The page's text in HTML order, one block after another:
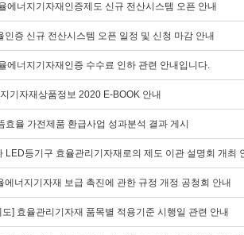
에너지기자재인증제도 신규 전산시스템 오픈 안내
인증 신규 전산시스템 오픈 일정 및 신청 마감 안내
에너지기자재인증 수수료 인하 관련 안내입니다.
기자재상품정보 2020 E-BOOK 안내
효율 가전제품 환급사업 성과분석 결과 게시
LED등기구 효율관리기자재로의 제도 이관 설명회 개최
에너지기자재 보급 촉진에 관한 규정 개정 공청회 안내
도] 효율관리기자재 품목별 적용기준 시행일 관련 안내